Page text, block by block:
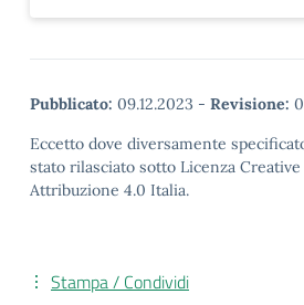
Pubblicato: 09.12.2023 - Revisione:
Eccetto dove diversamente
stato rilasciato sotto Licenza
Attribuzione 4.0 Italia.
Stampa / Condividi